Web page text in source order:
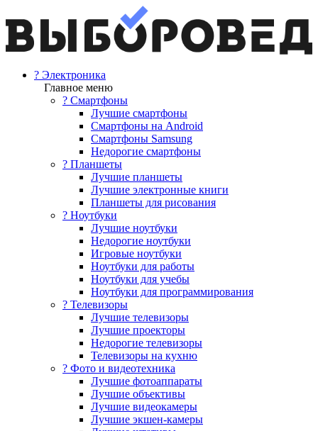
? Электроника
Главное меню
? Смартфоны
Лучшие смартфоны
Смартфоны на Android
Смартфоны Samsung
Недорогие смартфоны
? Планшеты
Лучшие планшеты
Лучшие электронные книги
Планшеты для рисования
? Ноутбуки
Лучшие ноутбуки
Недорогие ноутбуки
Игровые ноутбуки
Ноутбуки для работы
Ноутбуки для учебы
Ноутбуки для программирования
? Телевизоры
Лучшие телевизоры
Лучшие проекторы
Недорогие телевизоры
Телевизоры на кухню
? Фото и видеотехника
Лучшие фотоаппараты
Лучшие объективы
Лучшие видеокамеры
Лучшие экшен-камеры